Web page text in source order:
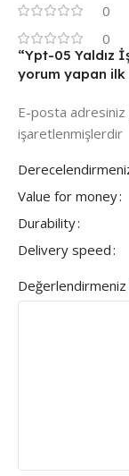
0
0
“Ypt-05 Yaldız
yorum yapan ilk
E-posta adresiniz
işaretlenmişlerdir
Value for money
Durability
Delivery speed
Değerlendirmeniz